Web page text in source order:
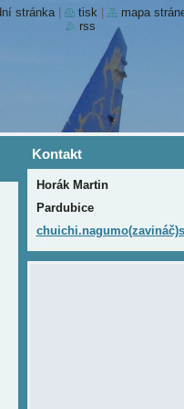
Kontakt
Horák Martin
Pardubice
stránka tisk mapa
rss